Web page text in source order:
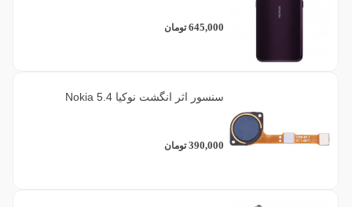
645,000 تومان
سنسور اثر انگشت نوکیا Nokia 5.4
390,000 تومان